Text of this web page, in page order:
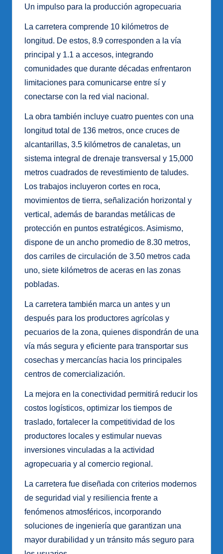
Un impulso para la producción agropecuaria
La carretera comprende 10 kilómetros de
longitud. De estos, 8.9 corresponden a la vía
principal y 1.1 a accesos, integrando
comunidades que durante décadas enfrentaron
limitaciones para comunicarse entre sí y
conectarse con la red vial nacional.
La obra también incluye cuatro puentes con una
longitud total de 136 metros, once cruces de
alcantarillas, 3.5 kilómetros de canaletas, un
sistema integral de drenaje transversal y 15,000
metros cuadrados de revestimiento de taludes.
Los trabajos incluyeron cortes en roca,
movimientos de tierra, señalización horizontal y
vertical, además de barandas metálicas de
protección en puntos estratégicos. Asimismo,
dispone de un ancho promedio de 8.30 metros,
dos carriles de circulación de 3.50 metros cada
uno, siete kilómetros de aceras en las zonas
pobladas.
La carretera también marca un antes y un
después para los productores agrícolas y
pecuarios de la zona, quienes dispondrán de una
vía más segura y eficiente para transportar sus
cosechas y mercancías hacia los principales
centros de comercialización.
La mejora en la conectividad permitirá reducir los
costos logísticos, optimizar los tiempos de
traslado, fortalecer la competitividad de los
productores locales y estimular nuevas
inversiones vinculadas a la actividad
agropecuaria y al comercio regional.
La carretera fue diseñada con criterios modernos
de seguridad vial y resiliencia frente a
fenómenos atmosféricos, incorporando
soluciones de ingeniería que garantizan una
mayor durabilidad y un tránsito más seguro para